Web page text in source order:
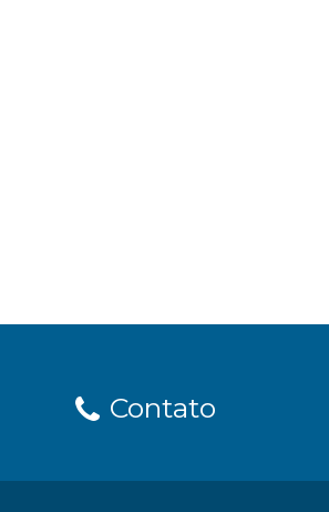
Contato